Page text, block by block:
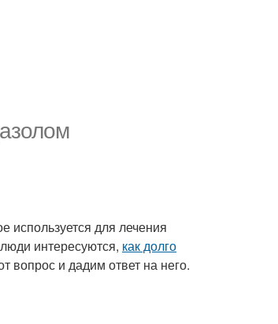
используется для лечения
интересуются, как долго
вопрос и дадим ответ на него.